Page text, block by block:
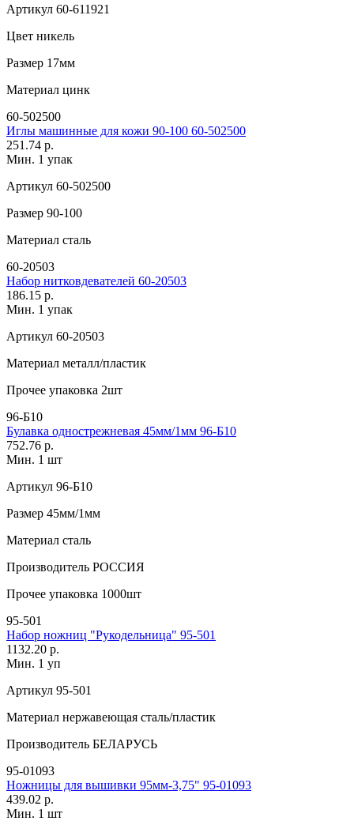
Артикул 60-611921
Цвет никель
Размер 17мм
Материал цинк
60-502500
Иглы машинные для кожи 90-100 60-502500
251.74 р.
Мин. 1 упак
Артикул 60-502500
Размер 90-100
Материал сталь
60-20503
Набор нитковдевателей 60-20503
186.15 р.
Мин. 1 упак
Артикул 60-20503
Материал металл/пластик
Прочее упаковка 2шт
96-Б10
Булавка однострежневая 45мм/1мм 96-Б10
752.76 р.
Мин. 1 шт
Артикул 96-Б10
Размер 45мм/1мм
Материал сталь
Производитель РОССИЯ
Прочее упаковка 1000шт
95-501
Набор ножниц "Рукодельница" 95-501
1132.20 р.
Мин. 1 уп
Артикул 95-501
Материал нержавеющая сталь/пластик
Производитель БЕЛАРУСЬ
95-01093
Ножницы для вышивки 95мм-3,75" 95-01093
439.02 р.
Мин. 1 шт